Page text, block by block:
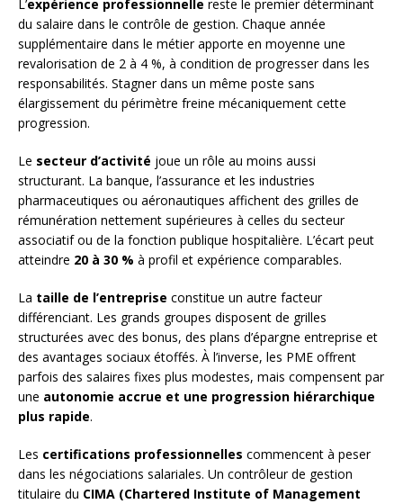
L’expérience professionnelle reste le premier déterminant
du salaire dans le contrôle de gestion. Chaque année
supplémentaire dans le métier apporte en moyenne une
revalorisation de 2 à 4 %, à condition de progresser dans les
responsabilités. Stagner dans un même poste sans
élargissement du périmètre freine mécaniquement cette
progression.
Le secteur d’activité joue un rôle au moins aussi
structurant. La banque, l’assurance et les industries
pharmaceutiques ou aéronautiques affichent des grilles de
rémunération nettement supérieures à celles du secteur
associatif ou de la fonction publique hospitalière. L’écart peut
atteindre 20 à 30 % à profil et expérience comparables.
La taille de l’entreprise constitue un autre facteur
différenciant. Les grands groupes disposent de grilles
structurées avec des bonus, des plans d’épargne entreprise et
des avantages sociaux étoffés. À l’inverse, les PME offrent
parfois des salaires fixes plus modestes, mais compensent par
une autonomie accrue et une progression hiérarchique
plus rapide.
Les certifications professionnelles commencent à peser
dans les négociations salariales. Un contrôleur de gestion
titulaire du CIMA (Chartered Institute of Management